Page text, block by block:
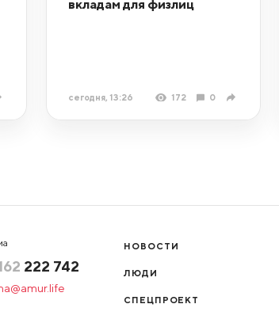
вкладам для физлиц
сегодня, 13:26 172 0
222 742
НОВОСТИ
ЛЮДИ
СПЕЦПРОЕКТ